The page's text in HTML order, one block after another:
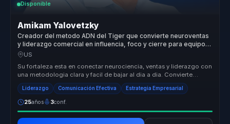
Disponible
Amikam Yalovetzky
Creador del metodo ADN del Tiger que convierte neuroventas
y liderazgo comercial en influencia, foco y cierre para equipos
de ventas.
US
Su fortaleza esta en conectar neurociencia, ventas y liderazgo con
una metodologia clara y facil de bajar al dia a dia. Convierte
motivac...
Liderazgo Comunicación Efectiva Estrategia Empresarial
25años 3conf.